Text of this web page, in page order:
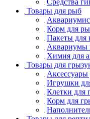
Товары для рыб
Корм для
Пакеты для
Аквариумы
Химия для
Товары для
Аксессуары
Игрушки
Клетки для
Корм для